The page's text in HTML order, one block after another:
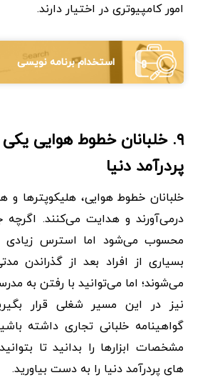
امور کامپیوتری در اختیار دارند.
استخدام برنامه نویسی
۹. خلبانان خطوط هوایی
پردرآمد دنیا
خلبانان خطوط هوایی، هلیکوپترها و
درمی‌آورند و هدایت می‌کنند. اگرچه
محسوب می‌شود اما استرس زیادی
بسیاری از افراد بعد از گذراندن
می‌شوند؛ اما می‌توانید با رفتن به
نیز در این مسیر شغلی قرار
گواهینامه خلبانی تجاری داشته
مشخصات ابزارها را بدانید تا
های پردرآمد دنیا را به دست بیاورید.